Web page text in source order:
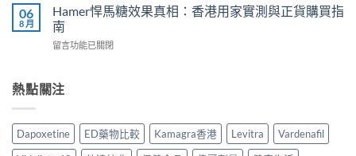
心
得
與
買
建
中
用
延
噴
購
與
正
介
2026
｜
香
款
男
士
利
士
副
作
哪
常
見
06
8 月
Hamer悍馬糖效果真相：香港用家實測與正貨購買指
南
在
馬
糖
果
真
相：
留言功能已關閉
熱點關注
Dapoxetine ED藥物比較 Kamagra香港 Levitra
Vardenafil